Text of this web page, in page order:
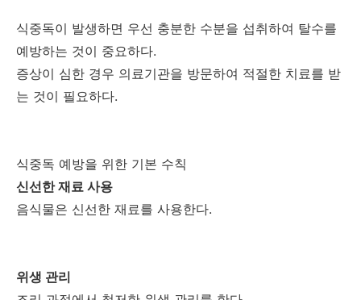
식중독이 발생하면 우선 충분한 수분을 섭취하여 탈수를
예방하는 것이 중요하다.
증상이 심한 경우 의료기관을 방문하여 적절한 치료를 받
는 것이 필요하다.
식중독 예방을 위한 기본 수칙
신선한 재료 사용
음식물은 신선한 재료를 사용한다.
위생 관리